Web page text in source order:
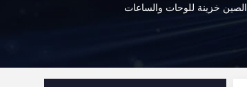
الصين خزينة للوحات والساعات